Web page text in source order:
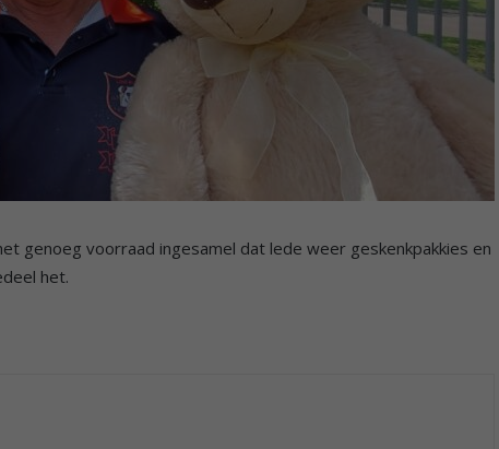
genoeg voorraad ingesamel dat lede weer geskenkpakkies en
het.